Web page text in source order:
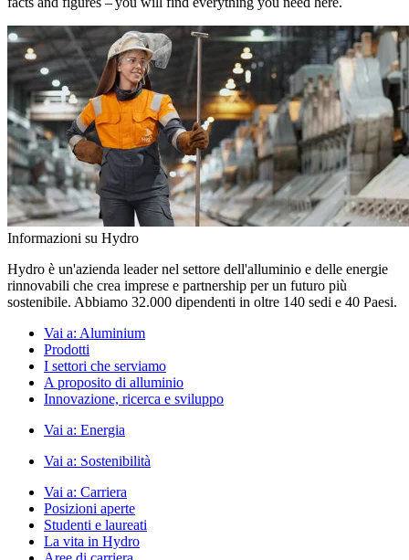
Informazioni su Hydro
Hydro è un'azienda leader nel settore dell'alluminio e delle energie
rinnovabili che crea imprese e partnership per un futuro più
sostenibile. Abbiamo 32.000 dipendenti in oltre 140 sedi e 40 Paesi.
Vai a: Aluminium
Prodotti
I settori che serviamo
A proposito di alluminio
Innovazione, ricerca e sviluppo
Vai a: Energia
Vai a: Sostenibilità
Vai a: Carriera
Posizioni aperte
Studenti e laureati
La vita in Hydro